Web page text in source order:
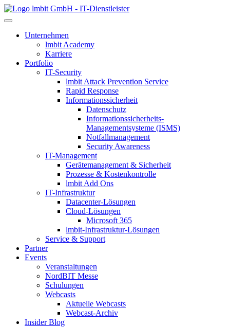
lmbit GmbH - IT-Dienstleister
Unternehmen
lmbit Academy
Karriere
Portfolio
IT-Security
lmbit Attack Prevention Service
Rapid Response
Informationssicherheit
Datenschutz
Informationssicherheits-
Managementsysteme (ISMS)
Notfallmanagement
Security Awareness
IT-Management
Gerätemanagement & Sicherheit
Prozesse & Kostenkontrolle
lmbit Add Ons
IT-Infrastruktur
Datacenter-Lösungen
Cloud-Lösungen
Microsoft 365
lmbit-Infrastruktur-Lösungen
Service & Support
Partner
Events
Veranstaltungen
NordBIT Messe
Schulungen
Webcasts
Aktuelle Webcasts
Webcast-Archiv
Insider Blog